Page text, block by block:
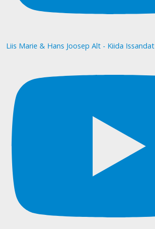
Liis Marie & Hans Joosep Alt - Kiida Issandat